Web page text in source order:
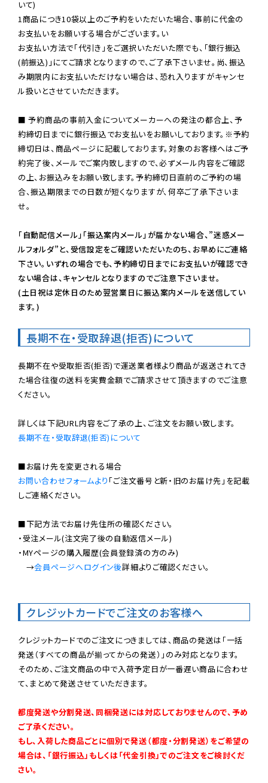
いて)
1商品につき10袋以上のご予約をいただいた場合、事前に代金の
お支払いをお願いする場合がございます。い
お支払い方法で「代引き」をご選択いただいた際でも、「銀行振込
(前振込)」にてご請求となりますので、ご了承下さいませ。尚、振込
み期限内にお支払いただけない場合は、恐れ入りますがキャンセ
ル扱いとさせていただきます。
■ 予約商品の事前入金についてメーカーへの発注の都合上、予
約締切日までに銀行振込でお支払いをお願いしております。※予約
締切日は、商品ページに記載しております。対象のお客様へはご予
約完了後、メールでご案内致しますので、必ずメール内容をご確認
の上、お振込みをお願い致します。予約締切日直前のご予約の場
合、振込期限までの日数が短くなりますが、何卒ご了承下さいま
せ。
「自動配信メール」「振込案内メール」が届かない場合、”迷惑メー
ルフォルダ”と、受信設定をご確認いただいたのち、お早めにご連絡
下さい。いずれの場合でも、予約締切日までにお支払いが確認でき
ない場合は、キャンセルとなりますのでご注意下さいませ。
(土日祝は定休日のため翌営業日に振込案内メールを送信してい
ます。)
長期不在・受取辞退(拒否)について
長期不在や受取拒否(拒否)で運送業者様より商品が返送されてき
た場合往復の送料を実費金額でご請求させて頂きますのでご注意
ください。
長期不在・受取辞退(拒否)について
お問い合わせフォームより 「ご注文番号と新・旧のお届け先」を記載
しご連絡ください。
■下記方法でお届け先住所の確認ください。
・受注メール(注文完了後の自動返信メール)
・MYページの購入履歴(会員登録済の方のみ)
→会員ページへログイン後詳細よりご確認ください。
クレジットカードでご注文のお客様へ
クレジットカードでのご注文につきましては、商品の発送は「一括
発送（すべての商品が揃ってからの発送）」のみ対応となります。
そのため、ご注文商品の中で入荷予定日が一番遅い商品に合わせ
て、まとめて発送させていただきます。
都度発送や分割発送、同梱発送には対応しておりませんので、予め
ご了承ください。
もし、入荷した商品ごとに個別で発送（都度・分割発送）をご希望の
場合は、「銀行振込」もしくは「代金引換」でのご注文をご検討くだ
さい。